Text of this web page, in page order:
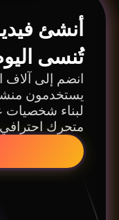
أنشئ
تُنسى
انضم إلى آلاف
لبناء شخصيات
متحرك